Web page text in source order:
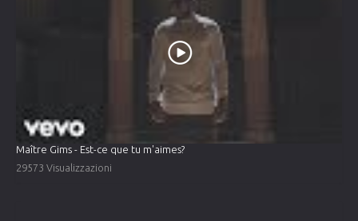
Maître Gims - Est-ce que tu m'aimes?
29573 Visualizzazioni